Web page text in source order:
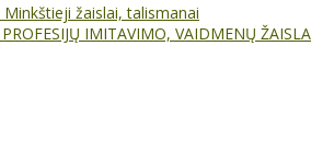
Minkštieji žaislai, talismanai
PROFESIJŲ IMITAVIMO, VAIDMENŲ